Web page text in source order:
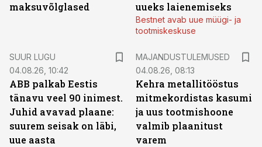
maksuvõlglased
uueks laienemiseks
Bestnet avab uue müügi- ja
tootmiskeskuse
SUUR LUGU
04.08.26, 10:42
ABB palkab Eestis
tänavu veel 90 inimest.
Juhid avavad plaane:
suurem seisak on läbi,
uue aasta
MAJANDUSTULEMUSED
04.08.26, 08:13
Kehra metallitööstus
mitmekordistas kasumi
ja uus tootmishoone
valmib plaanitust
varem